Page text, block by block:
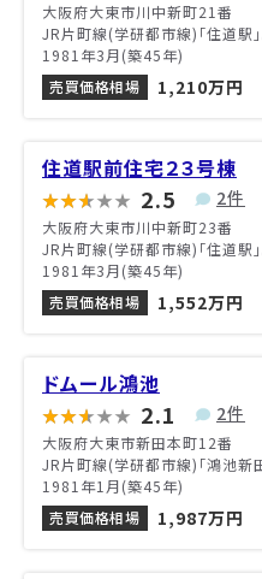
大阪府大東市川中新町21番
JR片町線(学研都市線)「住道駅
1981年3月(築45年)
売買価格相場
1,210万円
住道駅前住宅２３号棟
2.5 2件
大阪府大東市川中新町23番
JR片町線(学研都市線)「住道駅
1981年3月(築45年)
売買価格相場
1,552万円
ドムール鴻池
2.1 2件
大阪府大東市新田本町12番
JR片町線(学研都市線)「鴻池新
1981年1月(築45年)
売買価格相場
1,987万円